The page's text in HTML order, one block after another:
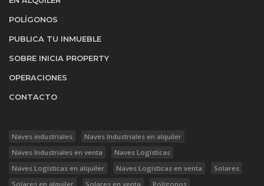
POLÍGONOS
PUBLICA TU INMUEBLE
SOBRE INICIA PROPERTY
OPERACIONES
CONTACTO
Naves industriales
Naves Industriales en alquiler
Naves Industriales en venta
Naves Logísticas
Naves Logísticas en alquiler
Naves Logísticas en venta
Solares
Solares en alquiler
Solares en venta
Polígonos